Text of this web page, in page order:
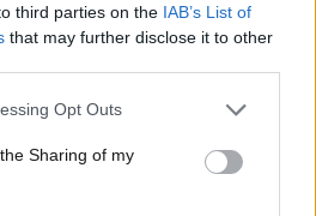
third parties on the IAB’s List of
that may further disclose it to other
app uses one or more Google
usage behaviour. You may click to
and its third-party tags to
purposes in below Google
Opt Outs
Sharing of my